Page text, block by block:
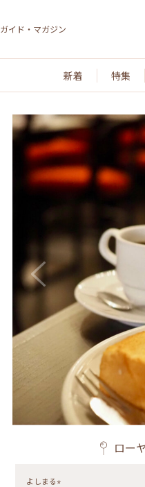
ガイド・マガジン
新着 特集
ロー
よしまる⭐︎